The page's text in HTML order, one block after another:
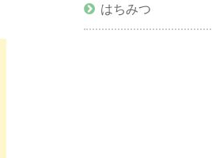
はちみつ